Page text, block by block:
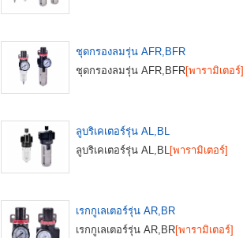
ชุดกรองลมรุ่น AFR,BFR
ชุดกรองลมรุ่น AFR,BFR[พารามิเตอร์]
ลูบริเคเตอร์รุ่น AL,BL
ลูบริเคเตอร์รุ่น AL,BL
[พารามิเตอร์]
เรกกูเลเตอร์รุ่น AR,BR
เรกกูเลเตอร์รุ่น AR,BR[พารามิเตอร์]